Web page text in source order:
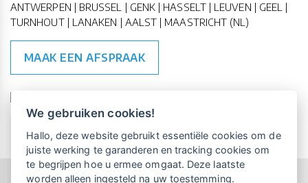
ANTWERPEN | BRUSSEL | GENK | HASSELT | LEUVEN | GEEL |
TURNHOUT | LANAKEN | AALST | MAASTRICHT (NL)
MAAK EEN AFSPRAAK
🇪🇺 🇧🇪
Copyright All Rights Reserved © 2015-2026 UP-TO-DATE
We gebruiken cookies!
Hallo, deze website gebruikt essentiële cookies om de
juiste werking te garanderen en tracking cookies om
te begrijpen hoe u ermee omgaat. Deze laatste
worden alleen ingesteld na uw toestemming.
een persoonlijke demo.